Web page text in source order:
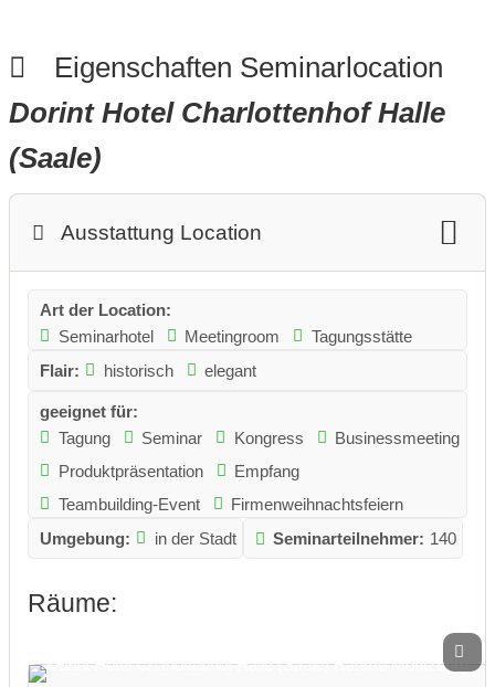
Eigenschaften Seminarlocation
Dorint Hotel Charlottenhof Halle
(Saale)
Ausstattung Location
Art der Location:
Seminarhotel
Meetingroom
Tagungsstätte
Flair:
historisch elegant
geeignet für:
Tagung
Seminar Kongress
Businessmeeting
Produktpräsentation
Empfang
Teambuilding-Event
Firmenweihnachtsfeiern
Umgebung:
in der Stadt Seminarteilnehmer: 140
Räume: